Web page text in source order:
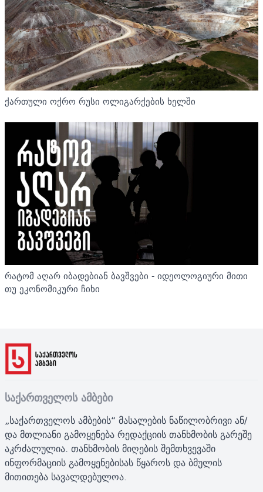
ქართული ოქრო რუსი ოლიგარქების ხელში
რატომ აღარ იბადებიან ბავშვები - იდეოლოგიური მითი
თუ ეკონომიკური ჩიხი
საქართველოს ამბები
„საქართველოს ამბების“ მასალების ნაწილობრივი ან/
და მთლიანი გამოყენება რედაქციის თანხმობის გარეშე
აკრძალულია. თანხმობის მიღების შემთხვევაში
ინფორმაციის გამოყენებისას წყაროს და ბმულის
მითითება სავალდებულოა.